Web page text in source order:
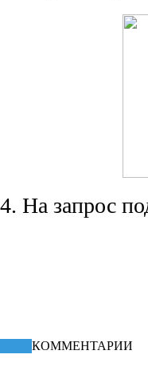
4. На запрос
КОММЕНТАРИИ